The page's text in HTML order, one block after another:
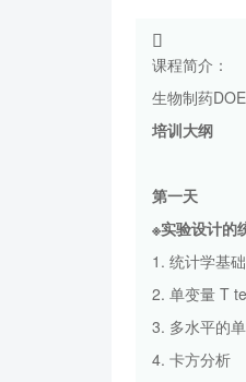
课程简介：
生物制药
培训大纲
第一天
※实验设计的
1. 统计学基础
2. 单变量 T
3. 多水平的
4. 卡方分析